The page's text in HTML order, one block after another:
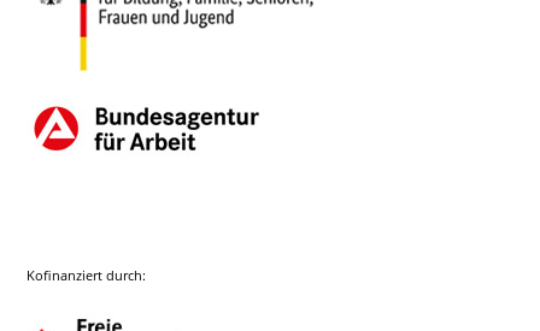
Kofinanziert durch: